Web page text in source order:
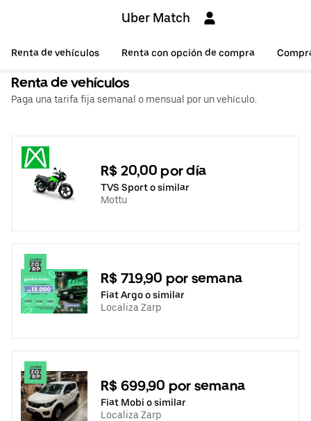
Uber Match
Renta de vehículos Renta con opción de compra
Renta de vehículos
Paga una tarifa fija semanal o mensual por un vehículo.
R$ 20,00 por día
TVS Sport o similar
Mottu
R$ 719,90 por semana
Fiat Argo o similar
Localiza Zarp
R$ 699,90 por semana
Fiat Mobi o similar
Localiza Zarp